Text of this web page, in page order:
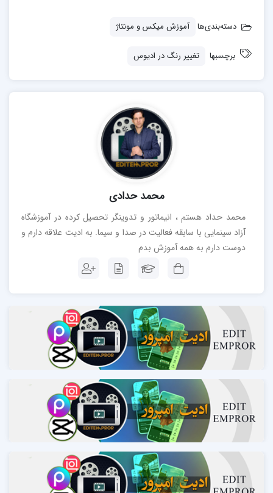
دسته‌بندی‌ها آموزش میکس و مونتاژ
برچسبها تغییر رنگ در ادیوس
محمد حدادی
محمد حداد هستم ، انیماتور و تدوینگر تحصیل کرده در آموزشگاه
آزاد سینمایی با سابقه فعالیت در صدا و سیما. به ادیت علاقه دارم و
دوست دارم به همه آموزش بدم